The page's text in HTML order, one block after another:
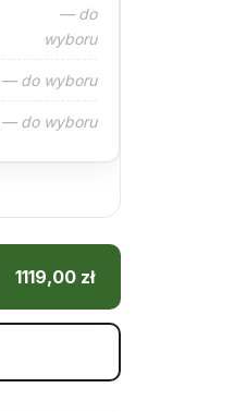
— do
wyboru
— do wyboru
— do wyboru
1119,00 zł